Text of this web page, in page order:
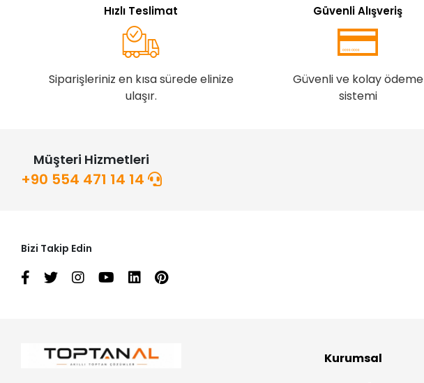
Hızlı Teslimat
Siparişleriniz en kısa sürede elinize
ulaşır.
Güvenli Alışveriş
Güvenli ve kolay ödeme
sistemi
Müşteri Hizmetleri
+90 554 471 14 14
Bizi Takip Edin
Kurumsal